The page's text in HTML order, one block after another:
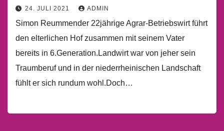
24. JULI 2021 ADMIN
Simon Reummender 22jährige Agrar-Betriebswirt führt
den elterlichen Hof zusammen mit seinem Vater
bereits in 6.Generation.Landwirt war von jeher sein
Traumberuf und in der niederrheinischen Landschaft
fühlt er sich rundum wohl.Doch…